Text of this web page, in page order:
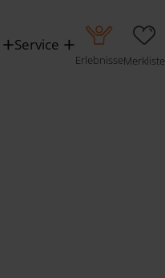
Service
ErlebnisseMerkliste